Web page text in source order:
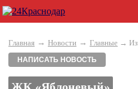
Главная → Новости → Главные →
НАПИСАТЬ НОВОСТЬ